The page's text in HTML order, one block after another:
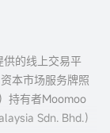
的线上交易平
本市场服务牌照
）持有者Moomoo
Sdn. Bhd.）